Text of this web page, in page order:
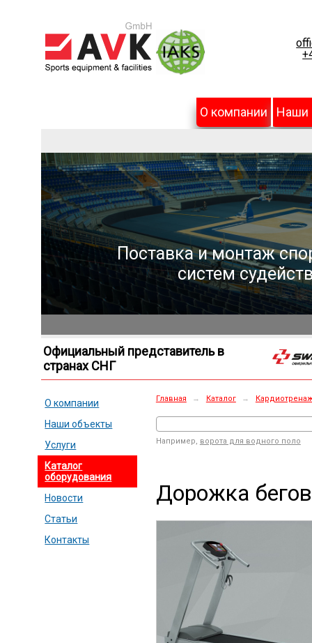
О компании Наши
Поставка и монтаж
систем
Официальный представитель в
странах СНГ
О компании
Наши объекты
Услуги
Каталог
оборудования
Новости
Статьи
Контакты
Главная → Каталог →
Например, ворота для водного поло
Дорожка